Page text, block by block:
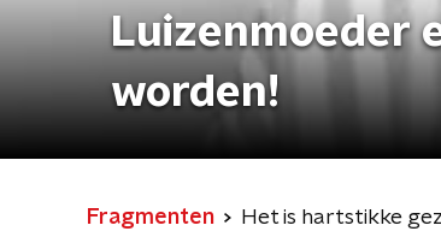
Luizenmoeder
worden!
Fragmenten Het is hartstikke